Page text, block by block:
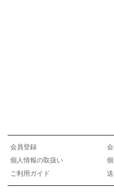
会員登録
個人情報の取扱い
ご利用ガイド